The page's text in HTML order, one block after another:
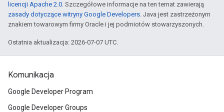
licencji Apache 2.0. Szczegółowe informacje na ten temat zawierają
zasady dotyczące witryny Google Developers. Java jest zastrzeżonym
znakiem towarowym firmy Oracle i jej podmiotów stowarzyszonych.
Ostatnia aktualizacja: 2026-07-07 UTC.
Komunikacja
Google Developer Program
Google Developer Groups